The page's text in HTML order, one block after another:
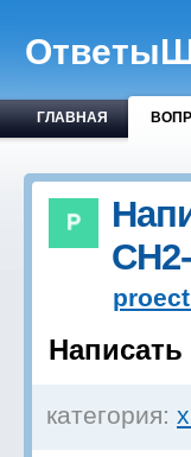
ГЛАВНАЯ
Написать
категория: